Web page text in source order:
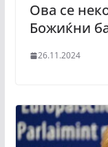
Ова се
Божиќни
26.11.2024